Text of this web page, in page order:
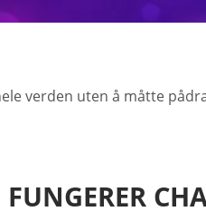
verden uten å måtte